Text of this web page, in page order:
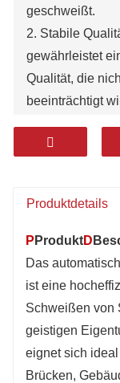
geschweißt.
2. Stabile
gewährleistet
Qualität, die
beeinträchtigt
verschiedene
für reibungslose
Produktion,
Fabrik als auch
5.
Effizienz,
Produktdetails
P ProduktD
Das
ist eine
Schweißen von
geistigen
eignet sich
Brücken,